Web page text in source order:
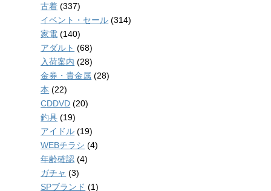
古着 (337)
イベント・セール (314)
家電 (140)
アダルト (68)
入荷案内 (28)
金券・貴金属 (28)
本 (22)
CDDVD (20)
釣具 (19)
アイドル (19)
WEBチラシ (4)
年齢確認 (4)
ガチャ (3)
SPブランド (1)